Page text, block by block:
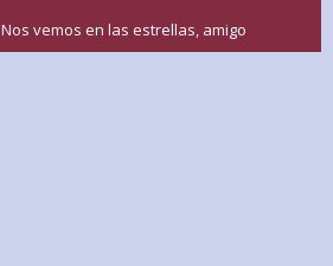
Nos vemos en las estrellas, amigo